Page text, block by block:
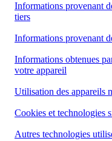
Informations provenant
tiers
Informations provenant
Informations obtenues
votre appareil
Utilisation des appareils
Cookies et technologies
Autres technologies